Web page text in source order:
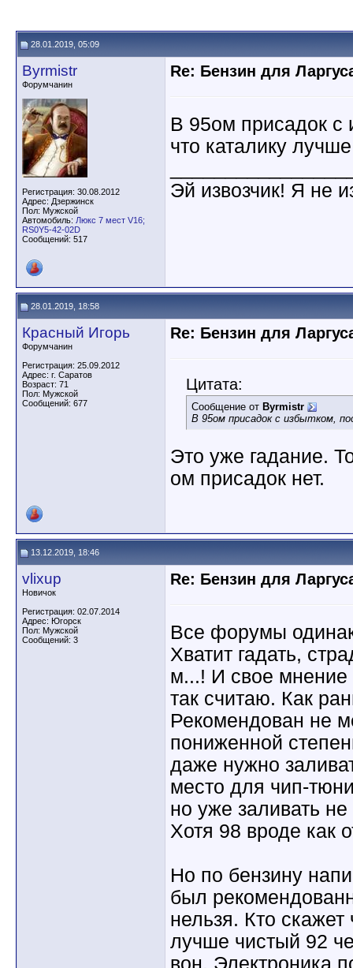
28.01.2019, 05:09
Byrmistr
Форумчанин
Регистрация: 30.08.2012
Адрес: Дзержинск
Пол: Мужской
Автомобиль: Люкс 7 мест V16;
RS0Y5-42-02D
Сообщений: 517
Re: Бензин для
В 95ом присадок с
что каталику
Эй извозчик! Я не
28.01.2019, 18:58
Красный Игорь
Форумчанин
Регистрация: 25.09.2012
Адрес: г. Саратов
Возраст: 71
Пол: Мужской
Сообщений: 677
Re: Бензин для
Цитата:
Сообщение от Byrmistr
В 95ом присадок с избытком,
Это уже гадание.
ом присадок нет.
13.12.2019, 18:46
vlixup
Новичок
Регистрация: 02.07.2014
Адрес: Югорск
Пол: Мужской
Сообщений: 3
Re: Бензин для
Все форумы
Хватит гадать,
м...! И свое
так считаю. Как
Рекомендован не
пониженной
даже нужно
место для чип-
но уже заливать
Хотя 98 вроде как
Но по бензину
был
нельзя. Кто
лучше чистый 92
вон. Электроника